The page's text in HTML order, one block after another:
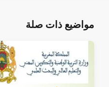
مواضيع ذات صلة